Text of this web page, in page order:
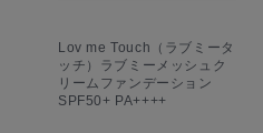
Lov me Touch（ラブミータ
ッチ）ラブミーメッシュク
リームファンデーション
SPF50+ PA++++